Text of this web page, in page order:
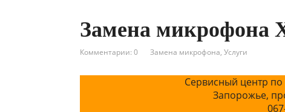
Замена микрофона
Комментарии: 0 Замена микрофона, Услуги
Сервисный центр
Запорожье,